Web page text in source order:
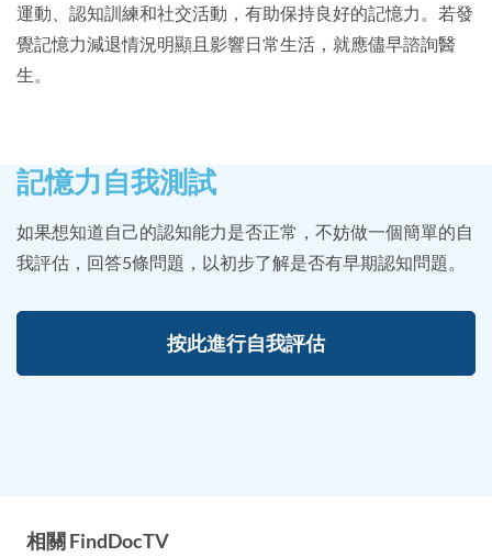
運動、認知訓練和社交活動，有助保持良好的記憶力。若發
覺記憶力減退情況明顯且影響日常生活，就應儘早諮詢醫
生。
記憶力自我測試
如果想知道自己的認知能力是否正常，不妨做一個簡單的自
我評估，回答5條問題，以初步了解是否有早期認知問題。
按此進行自我評估
相關 FindDocTV